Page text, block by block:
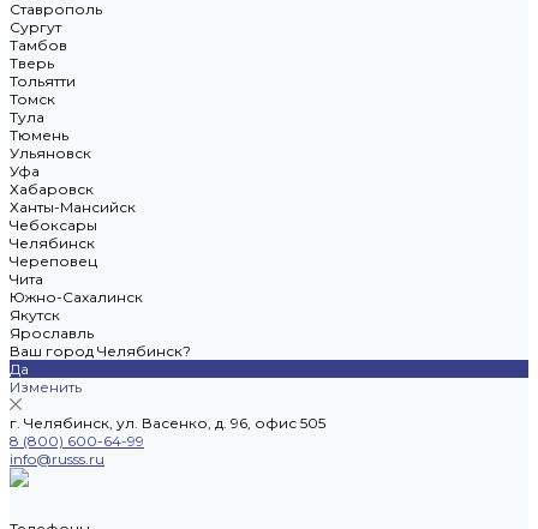
Ставрополь
Сургут
Тамбов
Тверь
Тольятти
Томск
Тула
Тюмень
Ульяновск
Уфа
Хабаровск
Ханты-Мансийск
Чебоксары
Челябинск
Череповец
Чита
Южно-Сахалинск
Якутск
Ярославль
Ваш город Челябинск?
Да
Изменить
г. Челябинск, ул. Васенко, д. 96, офис 505
8 (800) 600-64-99
info@russs.ru